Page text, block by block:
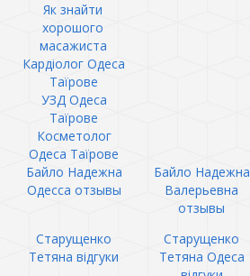
Як знайти
хорошого
масажиста
Кардіолог Одеса
Таїрове
УЗД Одеса
Таїрове
Косметолог
Одеса Таїрове
Байло Надежна
Одесса отзывы
Байло Надежна
Валерьевна
отзывы
Старущенко
Тетяна відгуки
Старущенко
Тетяна Одеса